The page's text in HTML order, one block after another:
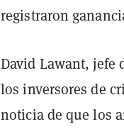
registraron
David Lawant, jefe
los inversores de
noticia de que los